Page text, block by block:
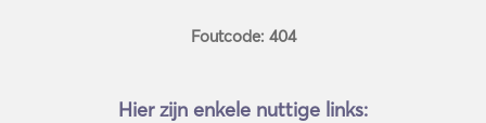
Foutcode: 404
Hier zijn enkele nuttige links: